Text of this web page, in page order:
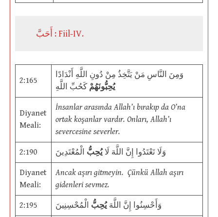
أَحَبَّ : Fiil-IV.
2:165
وَمِنَ النَّاسِ مَنْ يَتَّخِذُ مِنْ دُونِ اللَّهِ أَنْدَادًا
يُحِبُّونَهُمْ كَحُبِّ اللَّهِ
Diyanet
Meali:
İnsanlar arasında Allah’ı bırakıp da O’na
ortak koşanlar vardır. Onları, Allah’ı
severcesine severler.
2:190 وَلَا تَعْتَدُوا إِنَّ اللَّهَ لَايُحِبُّ الْمُعْتَدِينَ
Diyanet
Meali:
Ancak aşırı gitmeyin. Çünkü Allah aşırı
gidenleri sevmez.
2:195 وَأَحْسِنُوا إِنَّ اللَّهَيُحِبُّ الْمُحْسِنِينَ